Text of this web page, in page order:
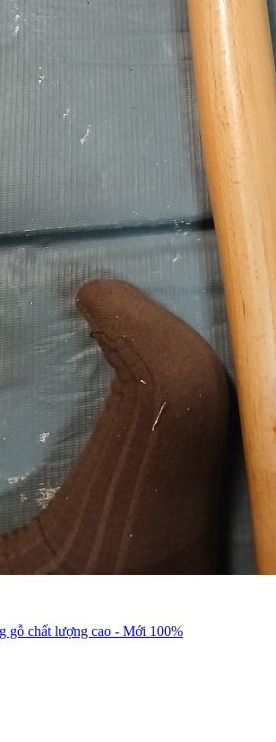
gỗ chất lượng cao - Mới 100%